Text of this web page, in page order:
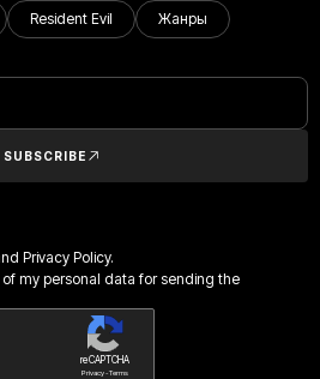
Resident Evil Жанры
SUBSCRIBE
Privacy Policy.
my personal data for sending the
reCAPTCHA
Privacy - Terms